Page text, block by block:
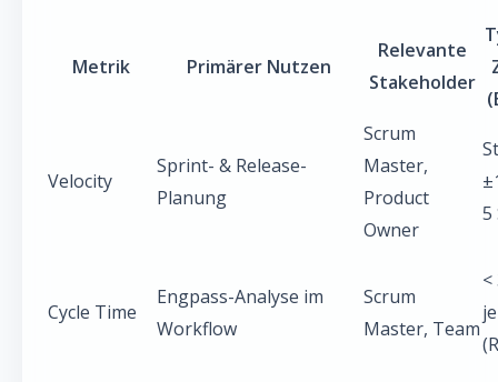
Metrik Primärer Nutzen
Relevante
Stakeholder
Velocity
Sprint- & Release-
Planung
Scrum
Master,
Product
Owner
5
Cycle Time
Engpass-Analyse im
Workflow
Scrum
Master, Team